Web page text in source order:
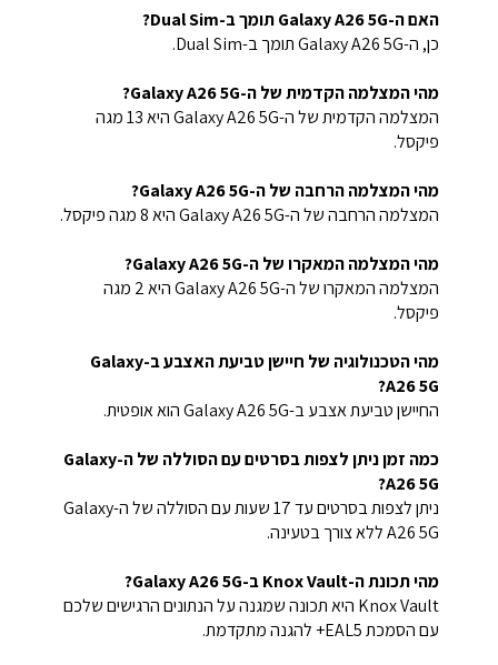
האם ה-Galaxy A26 5G תומך ב-Dual Sim?
כן, ה-Galaxy A26 5G תומך ב-Dual Sim.
מהי המצלמה הקדמית של ה-Galaxy A26 5G?
המצלמה הקדמית של ה-Galaxy A26 5G היא 13 מגה
פיקסל.
מהי המצלמה הרחבה של ה-Galaxy A26 5G?
המצלמה הרחבה של ה-Galaxy A26 5G היא 8 מגה פיקסל.
מהי המצלמה המאקרו של ה-Galaxy A26 5G?
המצלמה המאקרו של ה-Galaxy A26 5G היא 2 מגה
פיקסל.
מהי הטכנולוגיה של חיישן טביעת האצבע ב-Galaxy
A26 5G?
החיישן טביעת אצבע ב-Galaxy A26 5G הוא אופטית.
כמה זמן ניתן לצפות בסרטים עם הסוללה של ה-Galaxy
A26 5G?
ניתן לצפות בסרטים עד 17 שעות עם הסוללה של ה-Galaxy
A26 5G ללא צורך בטעינה.
מהי תכונת ה-Knox Vault ב-Galaxy A26 5G?
Knox Vault היא תכונה שמגנה על הנתונים הרגישים שלכם
עם הסמכת EAL5+ להגנה מתקדמת.